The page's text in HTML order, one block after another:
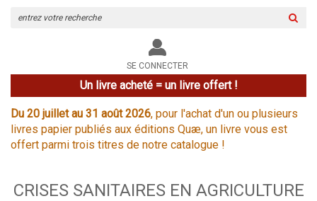
le
site
SE CONNECTER
Un livre acheté = un livre offert !
Du 20 juillet au 31 août 2026, pour l'achat d'un ou plusieurs
livres papier publiés aux éditions Quæ, un livre vous est
offert parmi trois titres de notre catalogue !
CRISES SANITAIRES EN AGRICULTURE